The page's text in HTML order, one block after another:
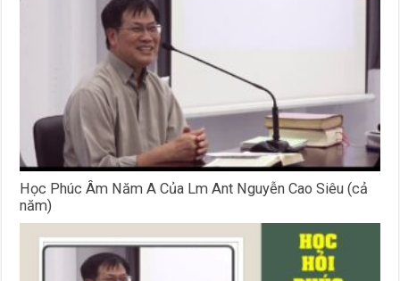
Học Phúc Âm Năm A Của Lm Ant Nguyễn Cao Siêu (cả
năm)